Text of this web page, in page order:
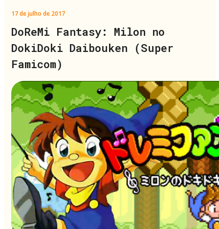
17 de julho de 2017
DoReMi Fantasy: Milon no
DokiDoki Daibouken (Super
Famicom)